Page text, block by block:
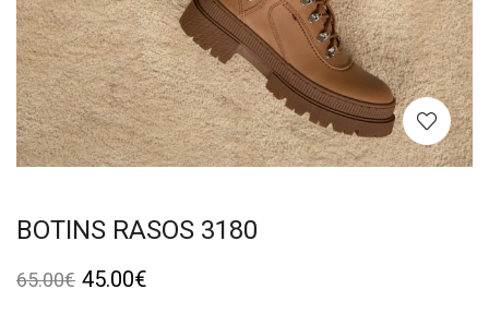
BOTINS RASOS 3180
65.00€ 45.00€